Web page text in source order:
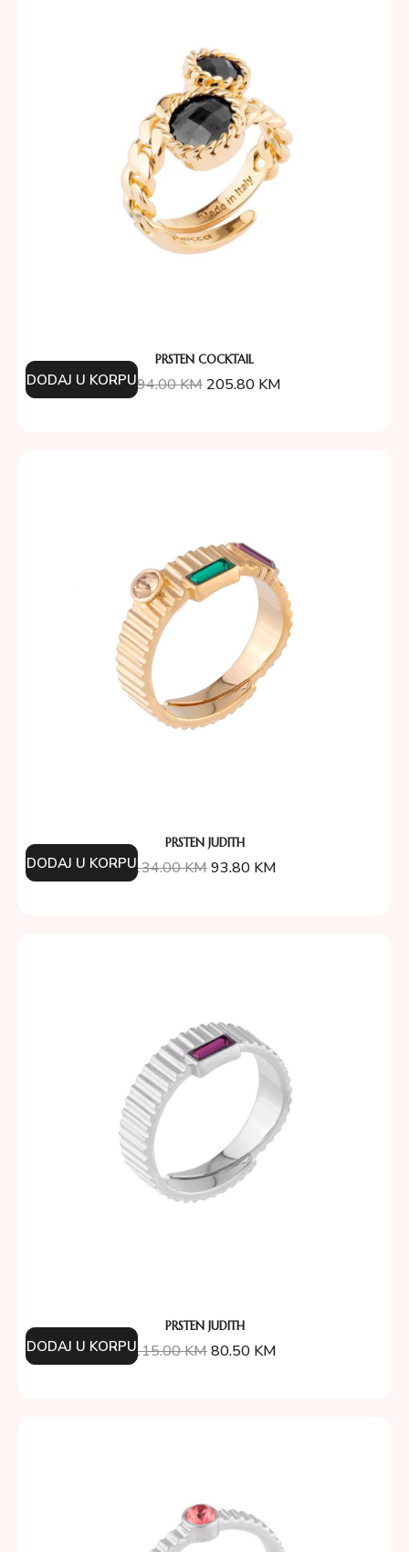
PRSTEN COCKTAIL
294.00KM 205.80 KM
DODAJ U KORPU
PRSTEN JUDITH
134.00KM93.80 KM
DODAJ U KORPU
PRSTEN JUDITH
115.00KM80.50 KM
DODAJ U KORPU